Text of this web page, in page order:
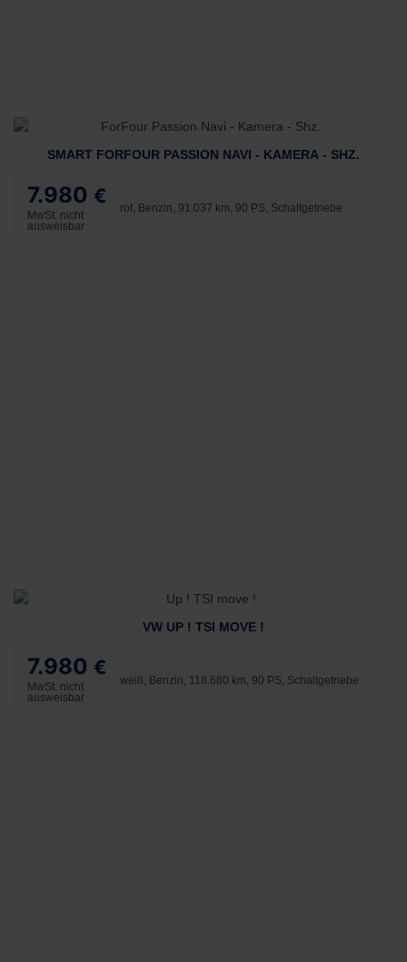
SMART FORFOUR PASSION NAVI - KAMERA - SHZ.
7.980 €
MwSt. nicht
ausweisbar
rot, Benzin, 91.037 km, 90 PS, Schaltgetriebe
VW UP ! TSI MOVE !
7.980 €
MwSt. nicht
ausweisbar
weiß, Benzin, 118.680 km, 90 PS, Schaltgetriebe